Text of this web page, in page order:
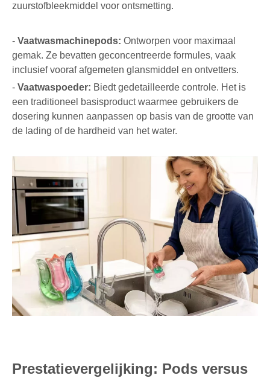
zuurstofbleekmiddel voor ontsmetting.
- Vaatwasmachinepods: Ontworpen voor maximaal
gemak. Ze bevatten geconcentreerde formules, vaak
inclusief vooraf afgemeten glansmiddel en ontvetters.
- Vaatwaspoeder: Biedt gedetailleerde controle. Het is
een traditioneel basisproduct waarmee gebruikers de
dosering kunnen aanpassen op basis van de grootte van
de lading of de hardheid van het water.
Prestatievergelijking: Pods versus